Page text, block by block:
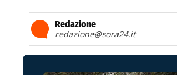
Redazione
redazione@sora24.it